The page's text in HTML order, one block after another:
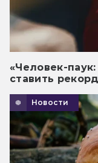
«Человек-
ставить
Новости